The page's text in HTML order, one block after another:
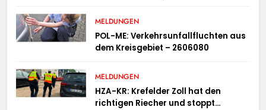
MELDUNGEN
POL-ME: Verkehrsunfallfluchten aus
dem Kreisgebiet – 2606080
MELDUNGEN
HZA-KR: Krefelder Zoll hat den
richtigen Riecher und stoppt